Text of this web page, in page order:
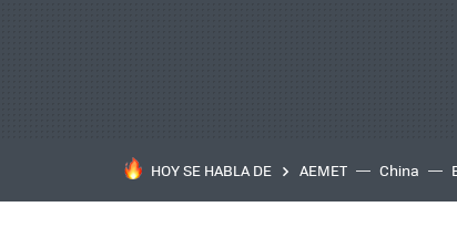
HOY SE HABLA DE AEMET China